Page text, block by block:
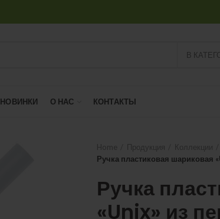
В
НОВИНКИ О НАС КОНТАКТЫ
Ручка пластиковая шариковая
Ручка
«Unix» из